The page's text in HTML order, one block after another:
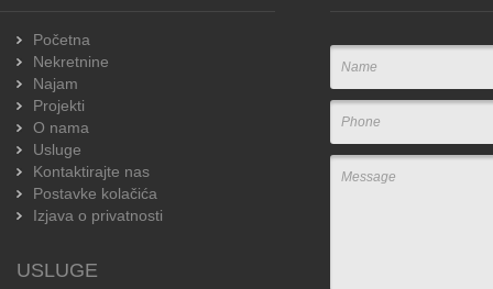
Početna
Nekretnine
Najam
Projekti
O nama
Usluge
Kontaktirajte nas
Postavke kolačića
Izjava o privatnosti
USLUGE